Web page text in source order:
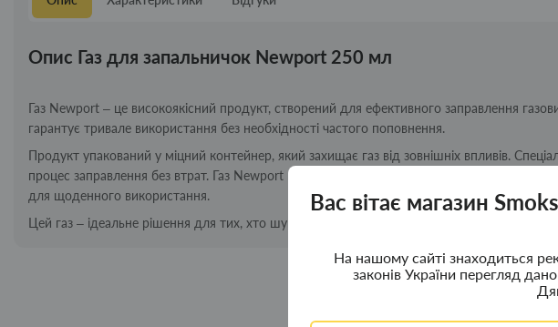
Вас вітає магазин
На нашому сайті знаходиться
законів України перегляд
Опис Газ для запальничок Newport 250 мл
Газ Newport – це високоякісний продукт, створений для ефективного заправлення
гарантує тривале використання без необхідності частого поповнення.
Продукт упакований у міцний контейнер, який захищає газ від зовнішніх впливів.
процес заправлення без втрат. Газ Newport відомий своєю високою продуктивністю та
для щоденного використання.
Цей газ – ідеальне рішення для тих, хто шукає економічність, зручність і довговічність